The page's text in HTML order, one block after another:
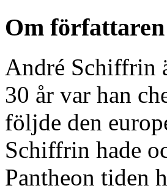
Om författaren
André Schiffrin
30 år var han
följde den
Schiffrin hade
Pantheon tiden